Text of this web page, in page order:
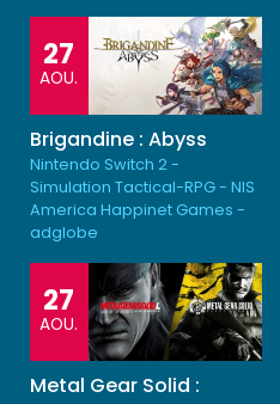
27
AOU.
Brigandine : Abyss
Nintendo Switch 2 -
Simulation Tactical-RPG - NIS
America Happinet Games -
adglobe
27
AOU.
Metal Gear Solid :